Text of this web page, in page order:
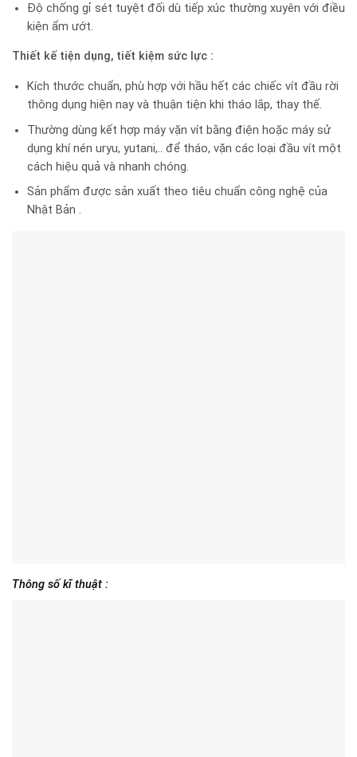
Độ chống gỉ sét tuyệt đối dù tiếp xúc thường xuyên với điều
kiện ẩm ướt.
Thiết kế tiện dụng, tiết kiệm sức lực :
Kích thước chuẩn, phù hợp với hầu hết các chiếc vít đầu rời
thông dụng hiện nay và thuận tiện khi tháo lắp, thay thế.
Thường dùng kết hợp máy vặn vít bằng điện hoặc máy sử
dụng khí nén uryu, yutani,.. để tháo, vặn các loại đầu vít một
cách hiệu quả và nhanh chóng.
Sản phẩm được sản xuất theo tiêu chuẩn công nghệ của
Nhật Bản .
Thông số kĩ thuật :